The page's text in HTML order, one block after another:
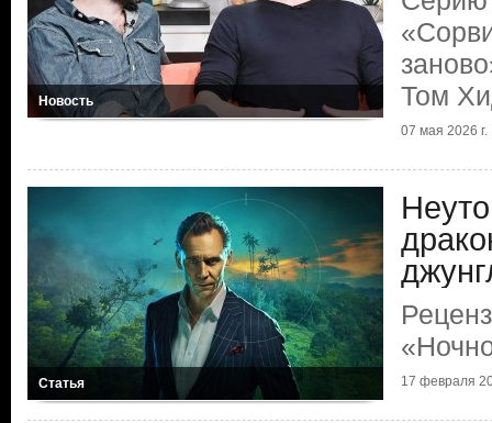
Новость
Том
07 мая 2026 г.
Статья 17 февраля